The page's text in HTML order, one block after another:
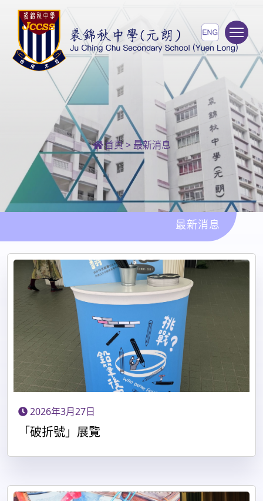
首頁 > 最新消息
最新消息
2026年3月27日
「破折號」展覽